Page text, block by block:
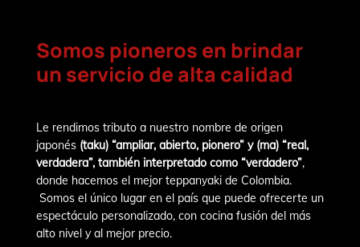
Somos pioneros en brindar
un servicio de alta calidad
Le rendimos tributo a nuestro nombre de origen
japonés (taku) “ampliar, abierto, pionero” y (ma) “real,
verdadera”, también interpretado como “verdadero”,
donde hacemos el mejor teppanyaki de Colombia.
Somos el único lugar en el país que puede ofrecerte un
espectáculo personalizado, con cocina fusión del más
alto nivel y al mejor precio.